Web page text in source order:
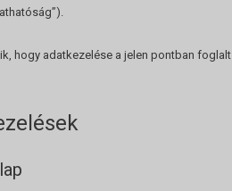
hogy adatkezelése a jelen pontban